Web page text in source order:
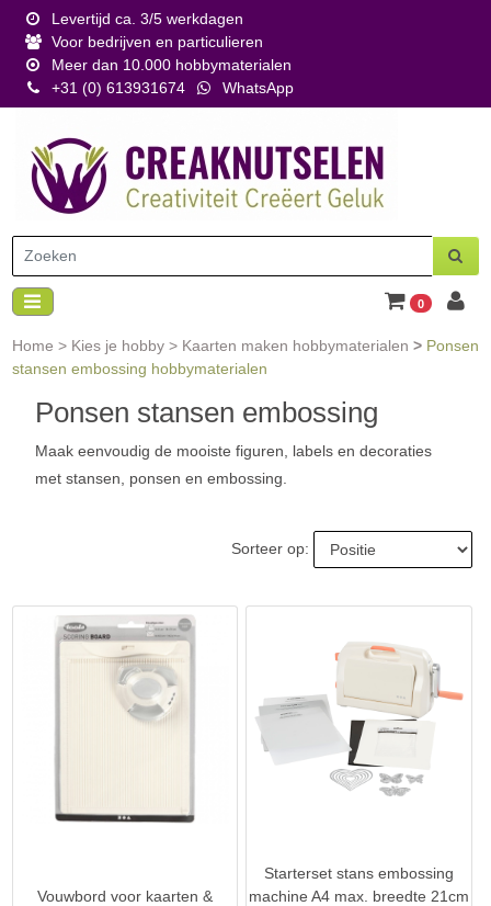
Levertijd ca. 3/5 werkdagen
Voor bedrijven en particulieren
Meer dan 10.000 hobbymaterialen
+31 (0) 613931674
WhatsApp
0
Home > Kies je hobby > Kaarten maken hobbymaterialen > Ponsen
stansen embossing hobbymaterialen
Ponsen stansen embossing
Maak eenvoudig de mooiste figuren, labels en decoraties
met stansen, ponsen en embossing.
Sorteer op:
Vouwbord voor kaarten &
Starterset stans embossing
machine A4 max. breedte 21cm